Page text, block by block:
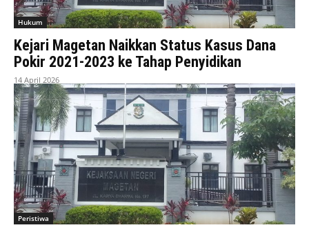
Hukum
Kejari Magetan Naikkan Status Kasus Dana
Pokir 2021-2023 ke Tahap Penyidikan
14 April 2026
Peristiwa